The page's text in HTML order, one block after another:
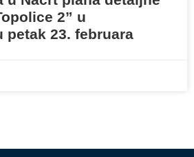
2” u
petak 23. februara